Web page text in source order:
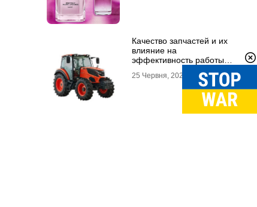
Качество запчастей и их
влияние на
эффективность работы
25 Червня, 2026